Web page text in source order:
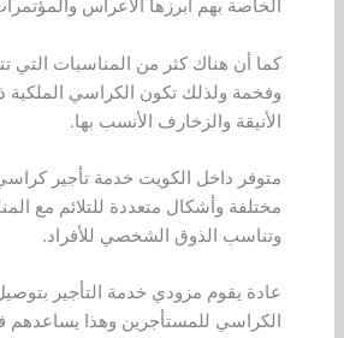
الخاصة بهم أبرزها الأعراس
كما أن هناك كثر من المناسبات التي
وفخمة ولذلك تكون الكراسي الملكية
الأنيقة والزخارف الأنسب بها.
متوفر داخل الكويت خدمة تأجير
مختلفة وأشكال متعددة للتلائم مع
وتناسب الذوق الشخصي للأفراد.
عادة يقوم مزودي خدمة التأجير
الكراسي للمستأجرين وهذا